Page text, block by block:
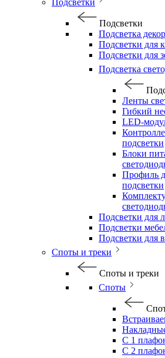
Подсветки
Подсветки
Подсветка
Подсветки для
Подсветки для
Подсветка
Ленты
Гибкий
LED-
подсветки
Блоки
Профиль
подсветки
Подсветки для
Подсветки
Подсветки для
Споты и треки
Споты и треки
Споты
С 1
С 2